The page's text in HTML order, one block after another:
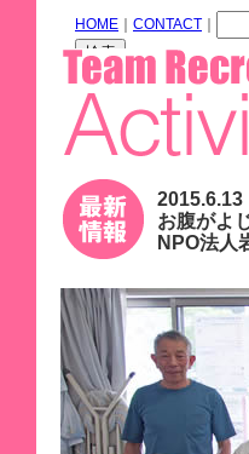
HOME CONTACT
2015.6.13
お腹がよ
NPO法人